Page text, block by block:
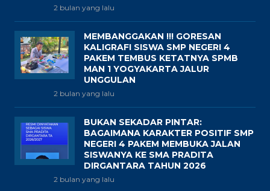
2 bulan yang lalu
MEMBANGGAKAN !!! GORESAN
KALIGRAFI SISWA SMP NEGERI 4
PAKEM TEMBUS KETATNYA SPMB
MAN 1 YOGYAKARTA JALUR
UNGGULAN
2 bulan yang lalu
BUKAN SEKADAR PINTAR:
BAGAIMANA KARAKTER POSITIF SMP
NEGERI 4 PAKEM MEMBUKA JALAN
SISWANYA KE SMA PRADITA
DIRGANTARA TAHUN 2026
2 bulan yang lalu